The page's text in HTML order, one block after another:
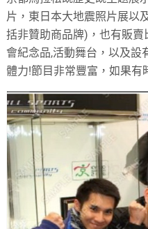
片，東日本大地震照片展以
括非贊助商品牌) ，也有販
會紀念品,活動舞台，以及設
體力!節目非常豐富，如果有